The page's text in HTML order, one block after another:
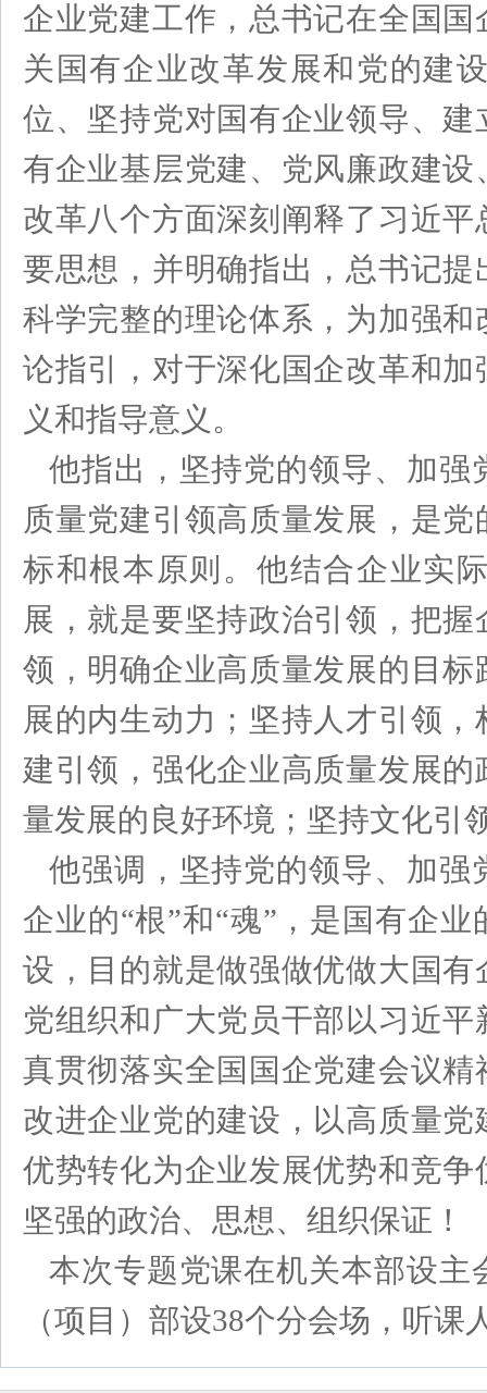
企业党建工作，总书记在全国
关国有企业改革发展和党的建
位、坚持党对国有企业领导、
有企业基层党建、党风廉政建
改革八个方面深刻阐释了习近
要思想，并明确指出，总书记
科学完整的理论体系，为加强
论指引，对于深化国企改革和
义和指导意义。
他指出，坚持党的领导、加
质量党建引领高质量发展，是
标和根本原则。他结合企业实
展，就是要坚持政治引领，把
领，明确企业高质量发展的目
展的内生动力；坚持人才引领
建引领，强化企业高质量发展
量发展的良好环境；坚持文化引
他强调，坚持党的领导、加
企业的“根”和“魂”，是国有企
设，目的就是做强做优做大国
党组织和广大党员干部以习近
真贯彻落实全国国企党建会议
改进企业党的建设，以高质量
优势转化为企业发展优势和竞
坚强的政治、思想、组织保证！
本次专题党课在机关本部设
（项目）部设38个分会场，听课